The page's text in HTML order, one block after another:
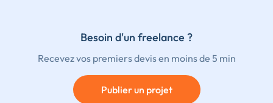
Besoin d'un freelance ?
Recevez vos premiers devis en moins de 5 min
Publier un projet